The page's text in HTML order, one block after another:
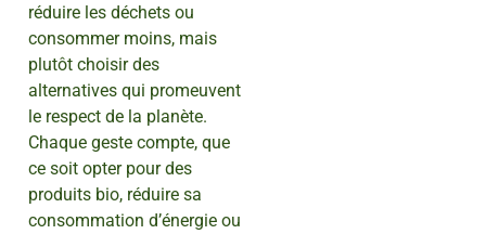
réduire les déchets ou
consommer moins, mais
plutôt choisir des
alternatives qui promeuvent
le respect de la planète.
Chaque geste compte, que
ce soit opter pour des
produits bio, réduire sa
consommation d’énergie ou